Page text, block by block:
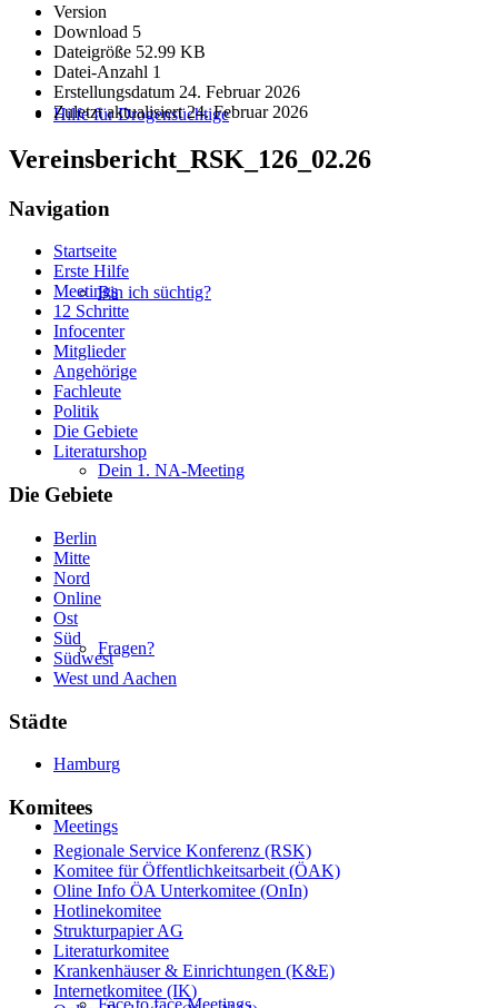
Hilfe für Drogensüchtige
Bin ich süchtig?
Dein 1. NA-Meeting
Fragen?
Meetings
Face to face Meetings
Version
Download 5
Dateigröße 52.99 KB
Datei-Anzahl 1
Erstellungsdatum 24. Februar 2026
Zuletzt aktualisiert24. Februar 2026
Vereinsbericht_RSK_126_02.26
Navigation
Startseite
Erste Hilfe
Meetings
12 Schritte
Infocenter
Mitglieder
Angehörige
Fachleute
Politik
Die Gebiete
Literaturshop
Die Gebiete
Berlin
Mitte
Nord
Online
Ost
Süd
Südwest
West und Aachen
Städte
Hamburg
Komitees
Regionale Service Konferenz (RSK)
Komitee für Öffentlichkeitsarbeit (ÖAK)
Oline Info ÖA Unterkomitee (OnIn)
Hotlinekomitee
Strukturpapier AG
Literaturkomitee
Krankenhäuser & Einrichtungen (K&E)
Internetkomitee (IK)